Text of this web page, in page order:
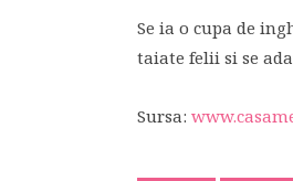
Se ia o cupa de
taiate felii si se
Sursa: